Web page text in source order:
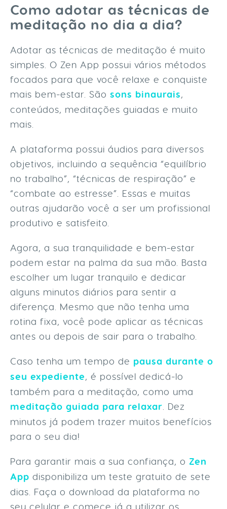
Como adotar as técnicas de
meditação no dia a dia?
Adotar as técnicas de meditação é muito
simples. O Zen App possui vários métodos
focados para que você relaxe e conquiste
mais bem-estar. São sons binaurais,
conteúdos, meditações guiadas e muito
mais.
A plataforma possui áudios para diversos
objetivos, incluindo a sequência “equilíbrio
no trabalho”, “técnicas de respiração” e
“combate ao estresse”. Essas e muitas
outras ajudarão você a ser um profissional
produtivo e satisfeito.
Agora, a sua tranquilidade e bem-estar
podem estar na palma da sua mão. Basta
escolher um lugar tranquilo e dedicar
alguns minutos diários para sentir a
diferença. Mesmo que não tenha uma
rotina fixa, você pode aplicar as técnicas
antes ou depois de sair para o trabalho.
Caso tenha um tempo de pausa durante o
seu expediente, é possível dedicá-lo
também para a meditação, como uma
meditação guiada para relaxar. Dez
minutos já podem trazer muitos benefícios
para o seu dia!
Para garantir mais a sua confiança, o Zen
App disponibiliza um teste gratuito de sete
dias. Faça o download da plataforma no
seu celular e comece já a utilizar os